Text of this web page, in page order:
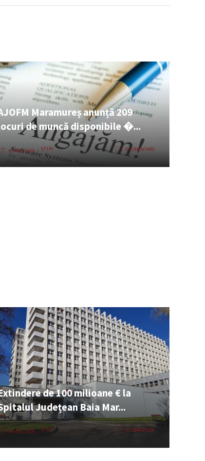
Maramureș anunță 209
de muncă disponibile �...
05 AUG. 2026 ȘTIRI 0 COMENTARII
de 100 milioane € la
Județean Baia Mar...
05 AUG. 2026 ȘTIRI 0 COMENTARII